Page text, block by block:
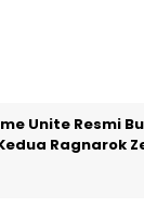
Unite Resmi
Ragnarok